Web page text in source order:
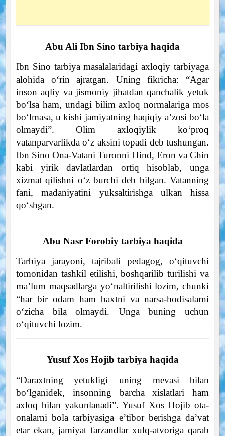
Abu Ali Ibn Sino tarbiya haqida
Ibn Sino tarbiya masalalaridagi axloqiy tarbiyaga
alohida o‘rin ajratgan. Uning fikricha: “Agar
inson aqliy va jismoniy jihatdan qanchalik yetuk
bo‘lsa ham, undagi bilim axloq normalariga mos
bo‘lmasa, u kishi jamiyatning haqiqiy a’zosi bo‘la
olmaydi”. Olim axloqiylik ko‘proq
vatanparvarlikda o‘z aksini topadi deb tushungan.
Ibn Sino Ona-Vatani Turonni Hind, Eron va Chin
kabi yirik davlatlardan ortiq hisoblab, unga
xizmat qilishni o‘z burchi deb bilgan. Vatanning
fani, madaniyatini yuksaltirishga ulkan hissa
qo‘shgan.
Abu Nasr Forobiy tarbiya haqida
Tarbiya jarayoni, tajribali pedagog, o‘qituvchi
tomonidan tashkil etilishi, boshqarilib turilishi va
ma’lum maqsadlarga yo‘naltirilishi lozim, chunki
“har bir odam ham baxtni va narsa-hodisalarni
o‘zicha bila olmaydi. Unga buning uchun
o‘qituvchi lozim.
Yusuf Xos Hojib tarbiya haqida
“Daraxtning yetukligi uning mevasi bilan
bo‘lganidek, insonning barcha xislatlari ham
axloq bilan yakunlanadi”. Yusuf Xos Hojib ota-
onalarni bola tarbiyasiga e’tibor berishga da’vat
etar ekan, jamiyat farzandlar xulq-atvoriga qarab